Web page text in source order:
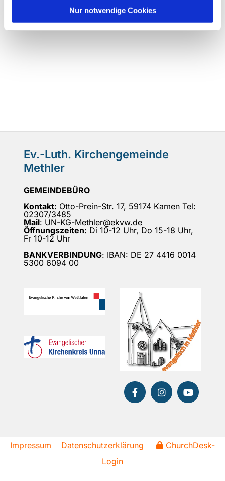
Nur notwendige Cookies
Ev.-Luth. Kirchengemeinde
Methler
GEMEINDEBÜRO
Kontakt: Otto-Prein-Str. 17, 59174 Kamen Tel:
02307/3485
Mail: UN-KG-Methler@ekvw.de
Öffnungszeiten: Di 10-12 Uhr, Do 15-18 Uhr,
Fr 10-12 Uhr
BANKVERBINDUNG: IBAN: DE 27 4416 0014
5300 6094 00
Impressum Datenschutzerklärung
ChurchDesk-
Login